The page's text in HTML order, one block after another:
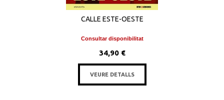
CALLE ESTE-OESTE
Consultar disponibilitat
34,90 €
VEURE DETALLS